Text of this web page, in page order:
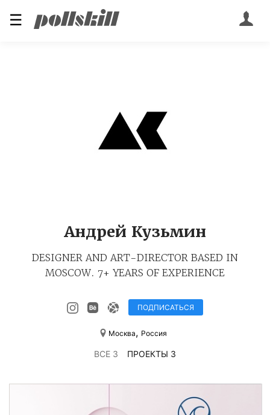
☰
Андрей Кузьмин
DESIGNER AND ART-DIRECTOR BASED IN
MOSCOW. 7+ YEARS OF EXPERIENCE
ПОДПИСАТЬСЯ
Москва, Россия
ВСЕ 3 ПРОЕКТЫ 3